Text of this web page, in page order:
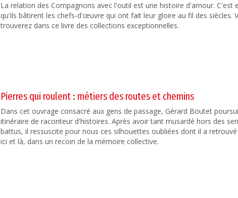
La relation des Compagnons avec l'outil est une histoire d'amour. C'est
qu'ils bâtirent les chefs-d'œuvre qui ont fait leur gloire au fil des siècles.
trouverez dans ce livre des collections exceptionnelles.
Pierres qui roulent : métiers des routes et chemins
Dans cet ouvrage consacré aux gens de passage, Gérard Boutet
itinéraire de raconteur d'histoires. Après avoir tant musardé hors des
battus, il ressuscite pour nous ces silhouettes oubliées dont il a
ici et là, dans un recoin de la mémoire collective.